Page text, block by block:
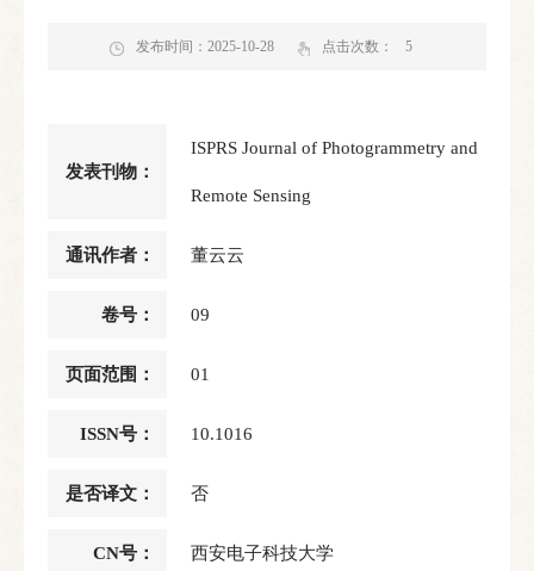
发布时间：2025-10-28 点击次数： 5
发表刊物：
ISPRS Journal of Photogrammetry and
Remote Sensing
通讯作者： 董云云
卷号： 09
页面范围： 01
ISSN号： 10.1016
是否译文： 否
CN号： 西安电子科技大学